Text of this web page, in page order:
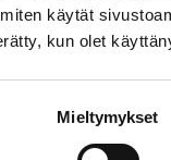
käytät
kun olet
Mieltymykset